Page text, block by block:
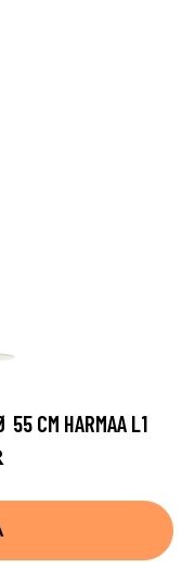
CM HARMAA L1